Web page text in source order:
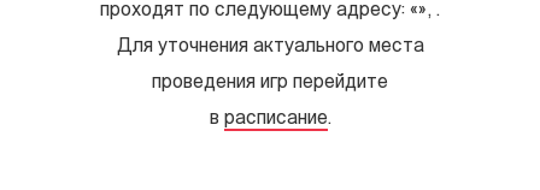
проходят по следующему адресу: «», .
Для уточнения актуального места
проведения игр перейдите
в расписание.